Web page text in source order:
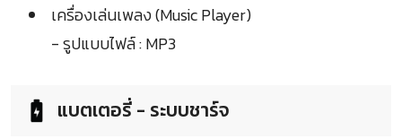
เครื่องเล่นเพลง (Music Player)
- รูปแบบไฟล์ : MP3
แบตเตอรี่ - ระบบชาร์จ